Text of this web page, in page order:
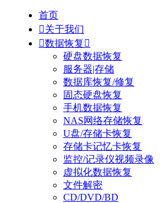
首页
关于我们
数据恢复 
硬盘数据恢复
服务器|存储
数据库恢复/修复
固态硬盘恢复
手机数据恢复
NAS网络存储恢复
U盘/存储卡恢复
存储卡记忆卡恢复
监控/记录仪视频录像
虚拟化数据恢复
文件解密
CD/DVD/BD